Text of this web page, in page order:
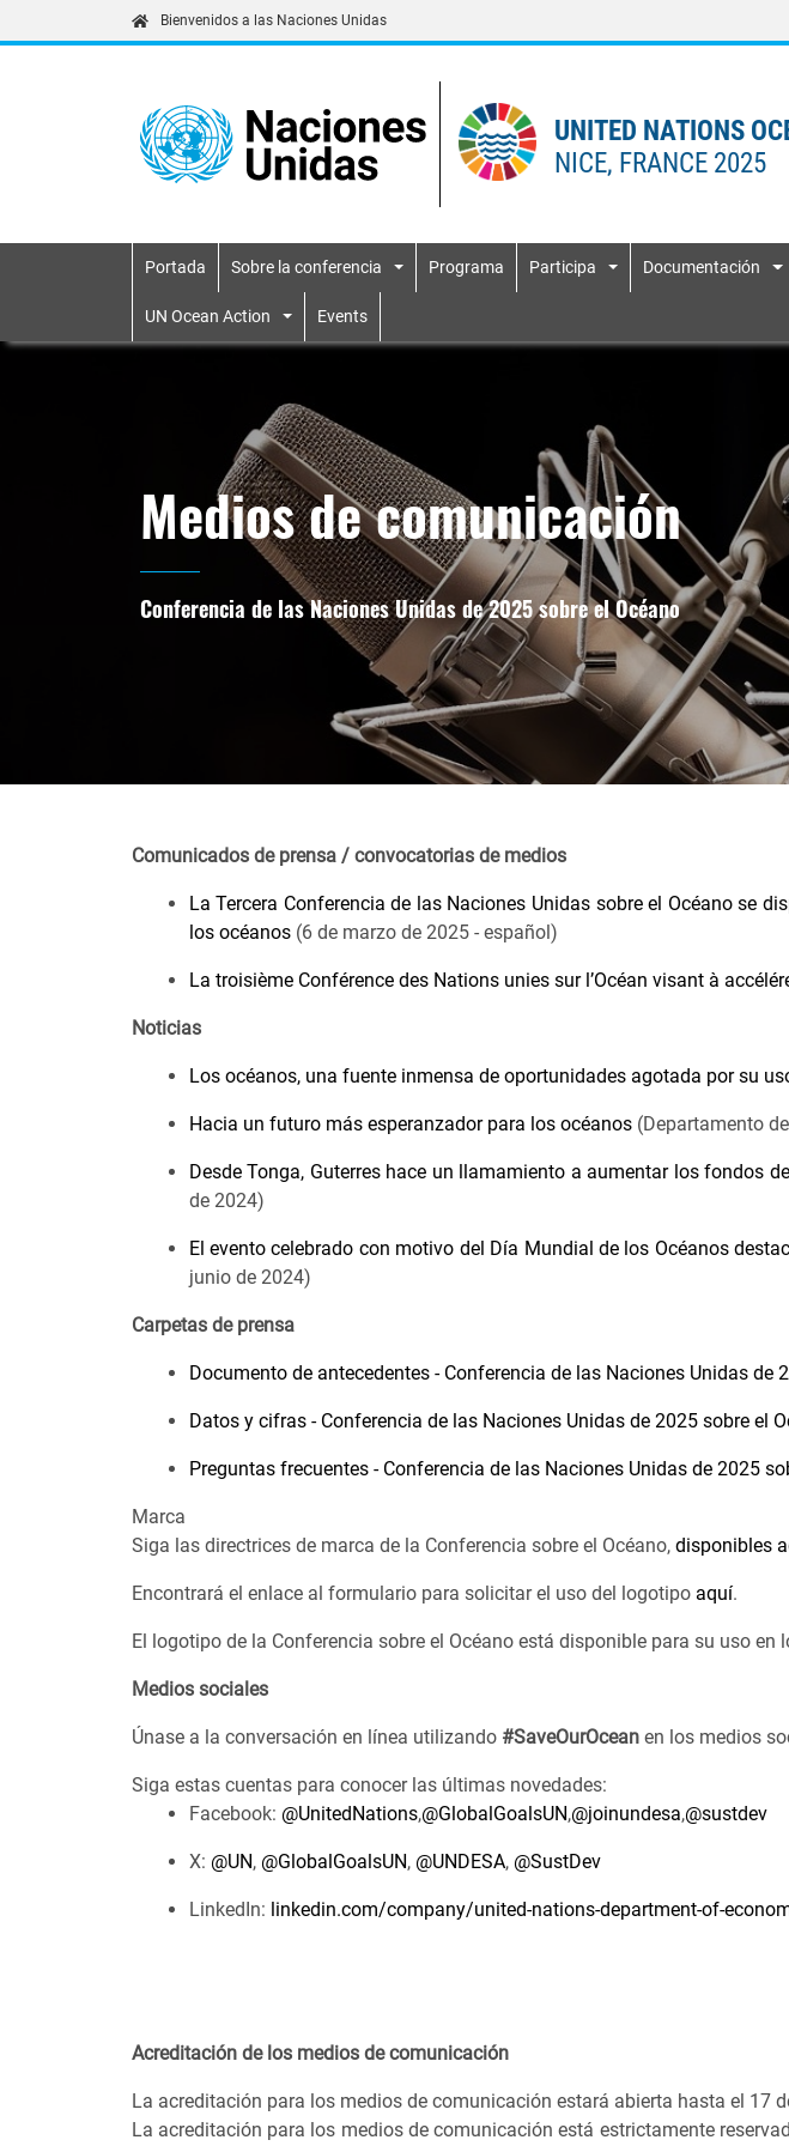
Bienvenidos a las Naciones Unidas
UNITED NATIONS
NICE, FRANCE 2025
Primary navigation
Portada Sobre la conferencia Programa Participa Documentación
UN Ocean Action Events
Medios de comunicación
Conferencia de las Naciones Unidas de 2025 sobre el Océano
Comunicados de prensa / convocatorias de medios
La Tercera Conferencia de las Naciones Unidas sobre el Océano se
los océanos(6 de marzo de 2025 - español)
La troisième Conférence des Nations unies sur l’Océan visant à
Noticias
Los océanos, una fuente inmensa de oportunidades agotada por su
Hacia un futuro más esperanzador para los océanos(Departamento
Desde Tonga, Guterres hace un llamamiento a aumentar los fondos
de 2024)
El evento celebrado con motivo del Día Mundial de los Océanos
junio de 2024)
Carpetas de prensa
Documento de antecedentes - Conferencia de las Naciones Unidas de
Datos y cifras - Conferencia de las Naciones Unidas de 2025 sobre el
Preguntas frecuentes - Conferencia de las Naciones Unidas de 2025
Marca
Siga las directrices de marca de la Conferencia sobre el Océano, disponibles
Encontrará el enlace al formulario para solicitar el uso del logotipo aquí.
El logotipo de la Conferencia sobre el Océano está disponible para su uso
Medios sociales
Únase a la conversación en línea utilizando #SaveOurOceanen los medios
Siga estas cuentas para conocer las últimas novedades:
Facebook: @UnitedNations,@GlobalGoalsUN,@joinundesa,@sustdev
X: @UN, @GlobalGoalsUN, @UNDESA, @SustDev
LinkedIn: linkedin.com/company/united-nations-department-of-
Acreditación de los medios de comunicación
La acreditación para los medios de comunicación estará abierta hasta el 17
La acreditación para los medios de comunicación está estrictamente